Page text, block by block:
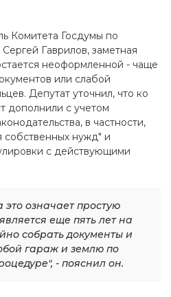
Комитета Госдумы по
Гаврилов, заметная
неоформленной - чаще
или слабой
Депутат уточнил, что ко
дополнили с учетом
в частности,
собственных нужд" и
с действующими
это означает простую
еще пять лет на
собрать документы и
гараж и землю по
- пояснил он.